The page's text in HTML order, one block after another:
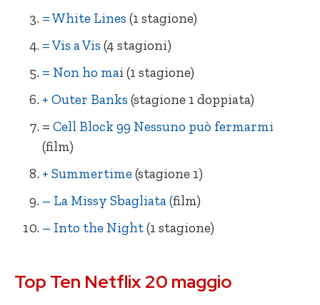
= White Lines (1 stagione)
= Vis a Vis (4 stagioni)
= Non ho mai (1 stagione)
+ Outer Banks (stagione 1 doppiata)
= Cell Block 99 Nessuno può fermarmi
(film)
+ Summertime(stagione 1)
– La Missy Sbagliata (film)
– Into the Night(1 stagione)
= SKAM Italia (4 stagioni)
– La Missy Sbagliata
Top Ten Netflix 20 maggio